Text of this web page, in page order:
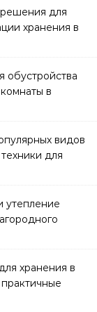
для
хранения в
обустройства
в
видов
для
утепление
хранения в